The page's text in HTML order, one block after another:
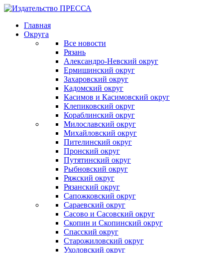
Главная
Округа
Все новости
Рязань
Александро-Невский округ
Ермишинский округ
Захаровский округ
Кадомский округ
Касимов и Касимовский округ
Клепиковский округ
Кораблинский округ
Милославский округ
Михайловский округ
Пителинский округ
Пронский округ
Путятинский округ
Рыбновский округ
Ряжский округ
Рязанский округ
Сапожковский округ
Сараевский округ
Сасово и Сасовский округ
Скопин и Скопинский округ
Спасский округ
Старожиловский округ
Ухоловский округ